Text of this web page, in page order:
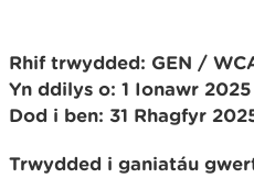
Rhif trwydded: GEN /
Yn ddilys o: 1 Ionawr 2025
Dod i ben: 31 Rhagfyr
Trwydded i ganiatáu